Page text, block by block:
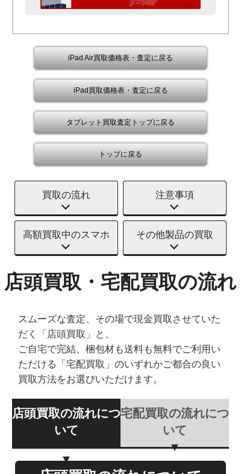
iPad Air買取価格表・査定に戻る
iPad買取価格表・査定に戻る
タブレット買取査定トップに戻る
トップに戻る
買取の流れ 注意事項
高額買取中のスマホ その他製品の買取
店頭買取・宅配買取の流れ
スムーズな査定、その場で現金買取させていた
だく「店頭買取」と、
ご自宅で完結、梱包材も送料も無料でご利用い
ただける「宅配買取」のいずれかご都合の良い
買取方法をお選びいただけます。
店頭買取の流れにつ
いて
宅配買取の流れにつ
いて